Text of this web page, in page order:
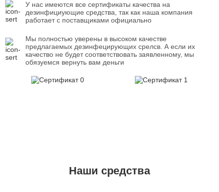
У нас имеются все сертификаты качества на
дезинфициующие средства, так как наша компания
работает с поставщиками официально
Мы полностью уверены в высоком качестве
предлагаемых дезинфецирующих срелсв. А если их
качество не будет соответствовать заявленному, мы
обязуемся вернуть вам деньги
Наши средства